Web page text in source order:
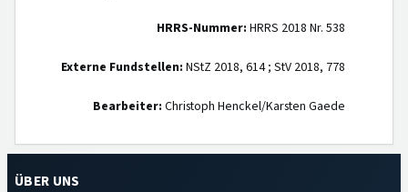
HRRS-Nummer: HRRS 2018 Nr. 538
Externe Fundstellen: NStZ 2018, 614 ; StV 2018, 778
Bearbeiter: Christoph Henckel/Karsten Gaede
ÜBER UNS